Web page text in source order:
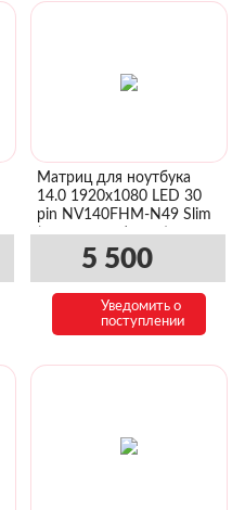
Матриц для ноутбука
14.0 1920x1080 LED 30
pin NV140FHM-N49 Slim
(уши сверху/снизу)
5 500
Уведомить о
поступлении